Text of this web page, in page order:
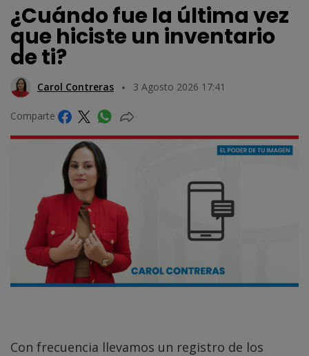
¿Cuándo fue la última vez
que hiciste un inventario
de ti?
Carol Contreras 3 Agosto 2026 17:41
Comparte
Con frecuencia llevamos un registro de los